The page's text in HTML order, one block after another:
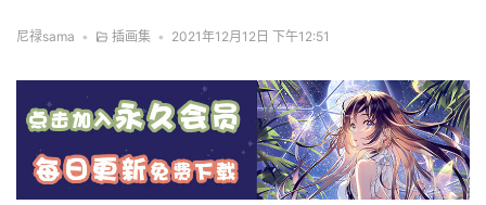
尼禄sama • 插画集 • 2021年12月12日 下午12:51